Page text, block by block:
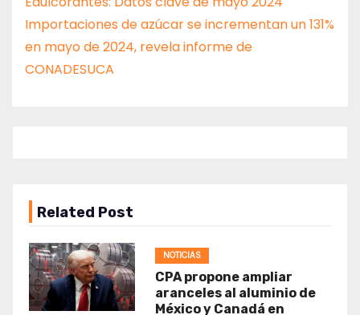
Importaciones de azúcar se incrementan un 131%
en mayo de 2024, revela informe de
CONADESUCA
Related Post
NOTICIAS
CPA propone ampliar
aranceles al aluminio de
México y Canadá en